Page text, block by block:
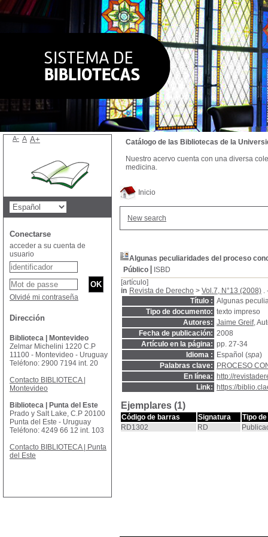
Inicio
New search
Algunas peculiaridades del proceso
Público
ISBD
[artículo]
in Revista de Derecho > Vol.7, N°13 (2008) .
Título : Algunas
Tipo de documento: texto impreso
Autores: Jaime Greif,
Fecha de publicación: 2008
Artículo en la página: pp. 27-34
Idioma :
Español (spa)
Palabras clave:
PROCESO
En línea:
http://
Link:
https://
Ejemplares (1)
Código de barras Signatura
Tipo
RD1302
RD
Catálogo de las Bibliotecas de la
Nuestro acervo cuenta con una diversa
medicina.
A- A A+
Conectarse
acceder a su cuenta de
usuario
Olvidé mi contraseña
Dirección
Biblioteca | Montevideo
Zelmar Michelini 1220 C.P
11100 - Montevideo - Uruguay
Teléfono: 2900 7194 int. 20
Contacto BIBLIOTECA |
Montevideo
Biblioteca | Punta del Este
Prado y Salt Lake, C.P 20100
Punta del Este - Uruguay
Teléfono: 4249 66 12 int. 103
Contacto BIBLIOTECA | Punta
del Este